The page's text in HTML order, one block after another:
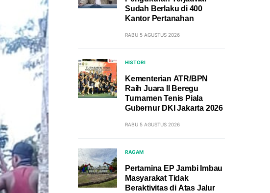
Sudah Berlaku di 400
Kantor Pertanahan
RABU 5 AGUSTUS 2026
HISTORI
Kementerian ATR/BPN
Raih Juara II Beregu
Turnamen Tenis Piala
Gubernur DKI Jakarta 2026
RABU 5 AGUSTUS 2026
RAGAM
Pertamina EP Jambi Imbau
Masyarakat Tidak
Beraktivitas di Atas Jalur